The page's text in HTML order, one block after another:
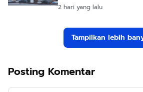
2 hari yang lalu
Tampilkan lebih
Posting Komentar